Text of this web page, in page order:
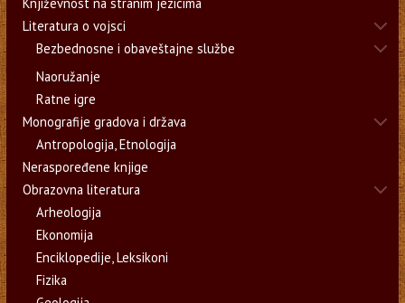
Literatura o vojsci
Bezbednosne i obaveštajne službe
Naoružanje
Ratne igre
Monografije gradova i država
Antropologija, Etnologija
Neraspoređene knjige
Obrazovna literatura
Arheologija
Ekonomija
Enciklopedije, Leksikoni
Fizika